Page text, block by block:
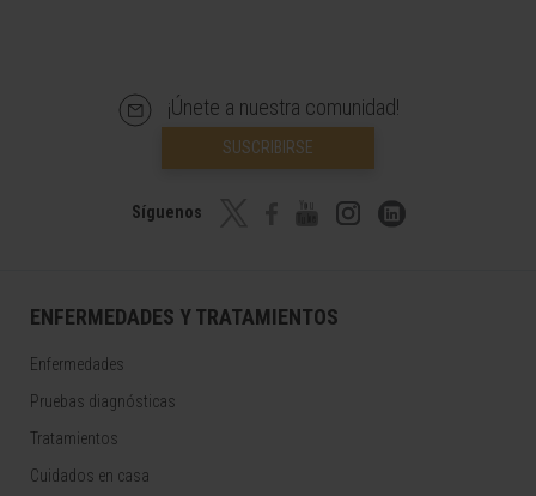
¡Únete a nuestra comunidad!
SUSCRIBIRSE
Síguenos
ENFERMEDADES Y TRATAMIENTOS
Enfermedades
Pruebas diagnósticas
Tratamientos
Cuidados en casa